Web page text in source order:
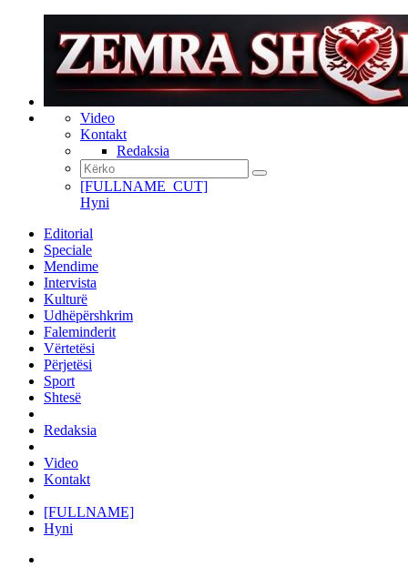
Video
Kontakt
Redaksia
[FULLNAME_CUT]
Hyni
Editorial
Speciale
Mendime
Intervista
Kulturë
Udhëpërshkrim
Faleminderit
Vërtetësi
Përjetësi
Sport
Shtesë
Redaksia
Video
Kontakt
[FULLNAME]
Hyni